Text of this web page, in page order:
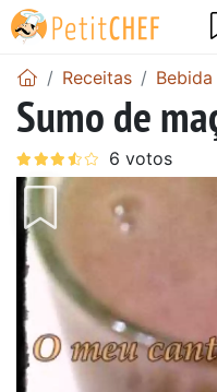
Receitas Bebida
Sumo de